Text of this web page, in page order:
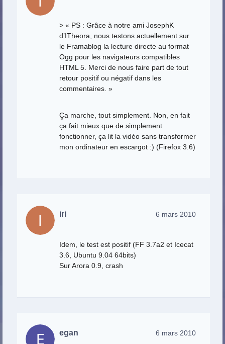
> « PS : Grâce à notre ami JosephK
d’ITheora, nous testons actuellement sur
le Framablog la lecture directe au format
Ogg pour les navigateurs compatibles
HTML 5. Merci de nous faire part de tout
retour positif ou négatif dans les
commentaires. »
Ça marche, tout simplement. Non, en fait
ça fait mieux que de simplement
fonctionner, ça lit la vidéo sans transformer
mon ordinateur en escargot :) (Firefox 3.6)
iri 6 mars 2010
Idem, le test est positif (FF 3.7a2 et Icecat
3.6, Ubuntu 9.04 64bits)
Sur Arora 0.9, crash
egan 6 mars 2010